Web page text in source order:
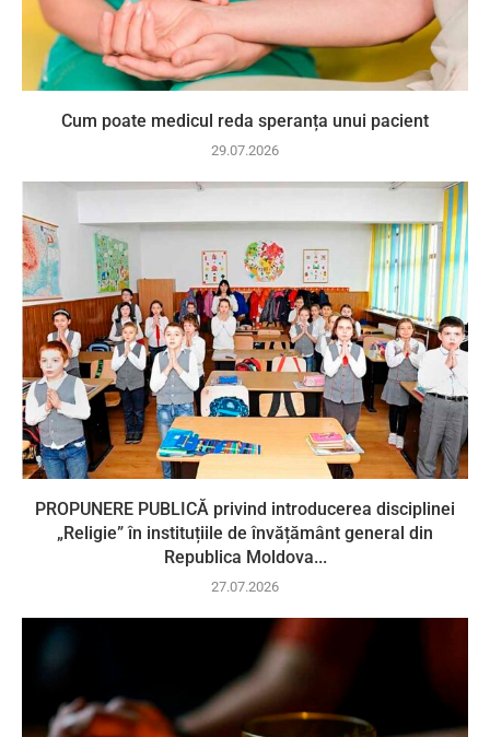
Cum poate medicul reda speranța unui pacient
29.07.2026
PROPUNERE PUBLICĂ privind introducerea disciplinei
„Religie” în instituțiile de învățământ general din
Republica Moldova...
27.07.2026